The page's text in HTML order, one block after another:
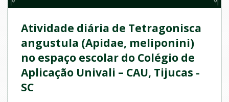
Atividade diária de Tetragonisca
angustula (Apidae, meliponini)
no espaço escolar do Colégio de
Aplicação Univali – CAU, Tijucas -
SC